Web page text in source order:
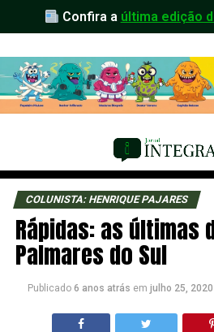
Confira a última edição
COLUNISTA: HENRIQUE PAJARES
Rápidas: as últimas
Palmares do Sul
Publicado 6 anos atrás em julho 25, 2020